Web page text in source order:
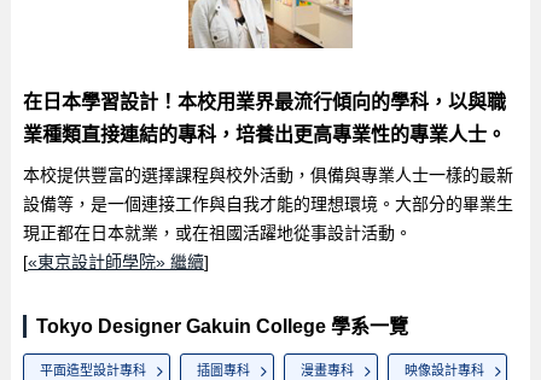
在日本學習設計！本校用業界最流行傾向的學科，以與職
業種類直接連結的專科，培養出更高專業性的專業人士。
本校提供豐富的選擇課程與校外活動，俱備與專業人士一樣的最新
設備等，是一個連接工作與自我才能的理想環境。大部分的畢業生
現正都在日本就業，或在祖國活躍地從事設計活動。
[«東京設計師學院» 繼續]
Tokyo Designer Gakuin College 學系一覽
平面造型設計專科 插圖專科 漫畫專科 映像設計專科